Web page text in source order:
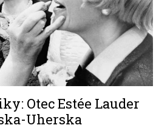
Otec Estée Lauder
Uherska